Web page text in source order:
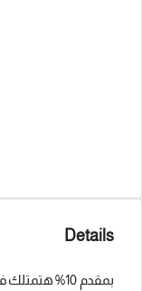
Details
بمقدم 10%